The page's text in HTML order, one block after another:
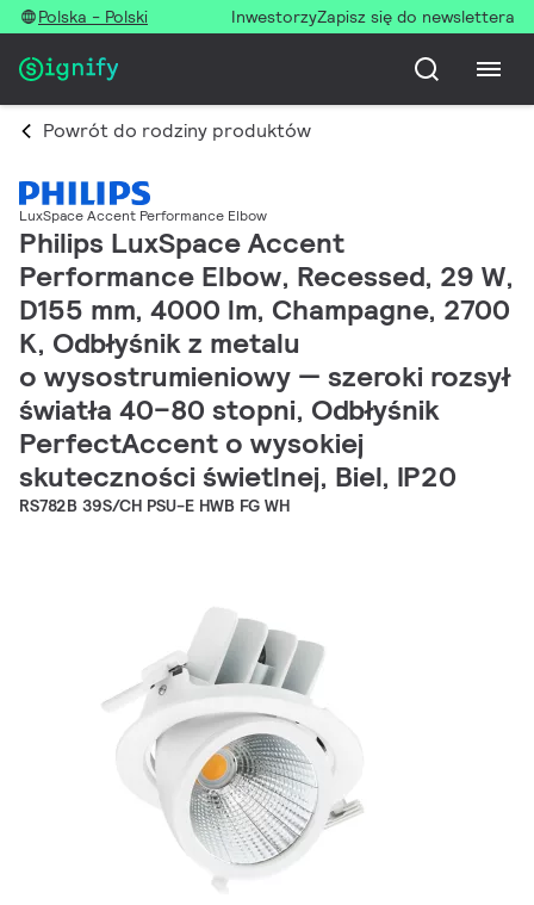
Polska - Polski InwestorzyZapisz się do newslettera
Powrót do rodziny produktów
LuxSpace Accent Performance Elbow
Philips LuxSpace Accent
Performance Elbow, Recessed, 29 W,
D155 mm, 4000 lm, Champagne, 2700
K, Odbłyśnik z metalu
o wysostrumieniowy — szeroki rozsył
światła 40–80 stopni, Odbłyśnik
PerfectAccent o wysokiej
skuteczności świetlnej, Biel, IP20
RS782B 39S/CH PSU-E HWB FG WH